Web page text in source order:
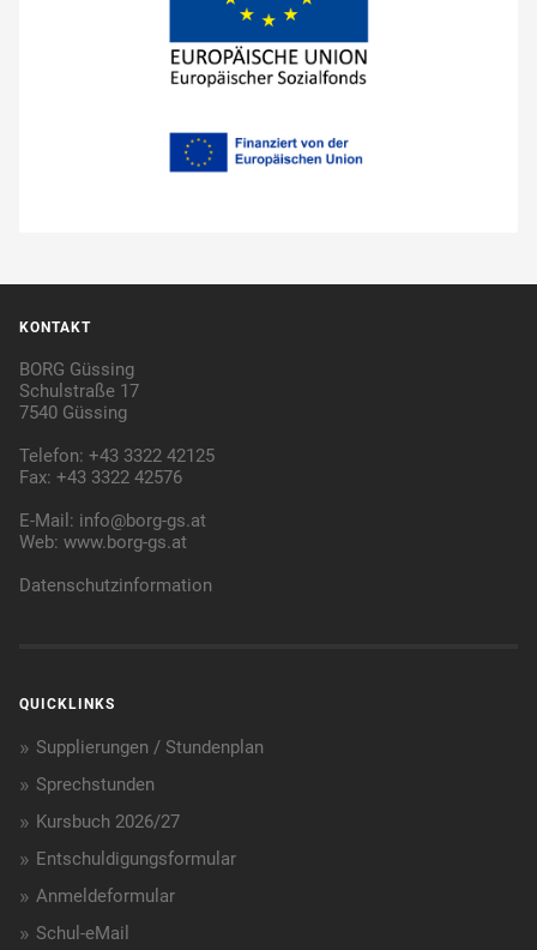
KONTAKT
BORG Güssing
Schulstraße 17
7540 Güssing
Telefon: +43 3322 42125
Fax: +43 3322 42576
E-Mail: info@borg-gs.at
Web:www.borg-gs.at
Datenschutzinformation
QUICKLINKS
Supplierungen / Stundenplan
Sprechstunden
Kursbuch 2026/27
Entschuldigungsformular
Anmeldeformular
Schul-eMail